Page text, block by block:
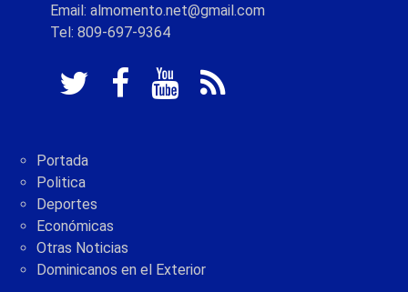
Email: almomento.net@gmail.com
Tel: 809-697-9364
Portada
Politica
Deportes
Económicas
Otras Noticias
Dominicanos en el Exterior